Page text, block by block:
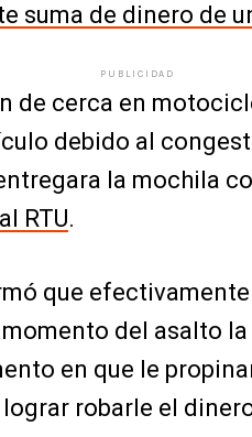
suma de dinero de
PUBLICIDAD
de cerca en
debido al
la mochila
RTU.
que
del asalto
en que le
robarle el